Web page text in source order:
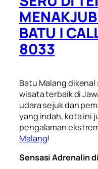
BATU |
8033
Batu Malang
wisata terbaik di
udara sejuk dan
yang indah, kota ini
pengalaman
Malang!
Sensasi Adrenalin